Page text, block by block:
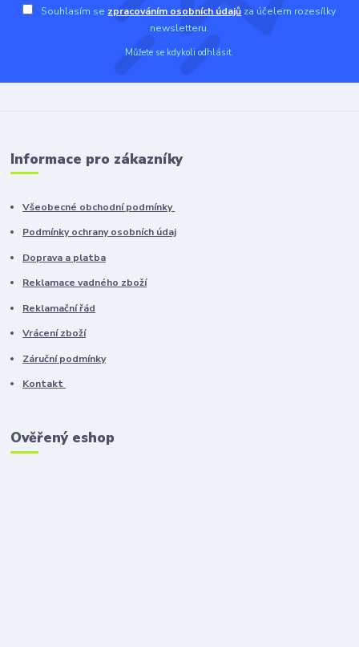
Souhlasím se zpracováním osobních údajů za účelem rozesílky
newsletteru.
Můžete se kdykoli odhlásit.
Informace pro zákazníky
Všeobecné obchodní podmínky
Podmínky ochrany osobních údaj
Doprava a platba
Reklamace vadného zboží
Reklamační řád
Vrácení zboží
Záruční podmínky
Kontakt
Ověřený eshop